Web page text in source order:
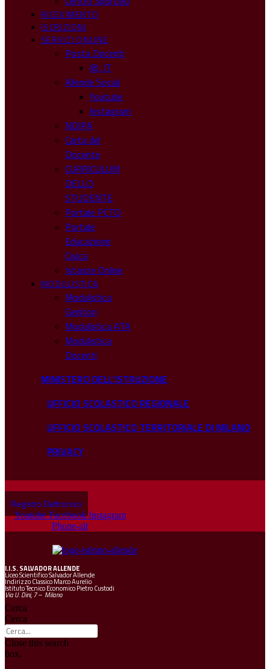
RICEVIMENTO
ISCRIZIONI
SERVIZI ONLINE
Posta Docenti
@ .IT
Allende Social
Youtube
Instagram
NOIPA
Carta del
Docente
CURRICULUM
DELLO
STUDENTE
Portale PCTO
Portale
Educazione
Civica
Istanze Online
MODULISTICA
Modulistica
Genitori
Modulistica ATA
Modulistica
Docenti
MINISTERO DELL'ISTRUZIONE
UFFICIO SCOLASTICO REGIONALE
UFFICIO SCOLASTICO TERRITORIALE DI MILANO
PRIVACY
Registro Elettronico
Youtube Facebook Instagram
Phone-alt
I.I.S.SALVADOR ALLENDE
Liceo Scientifico Salvador Allende
Indirizzo Classico Marco Aurelio
Istituto Tecnico Economico Pietro Custodi
Via U. Dini, 7 – Milano
Cerca
Cerca
Close this search
box.